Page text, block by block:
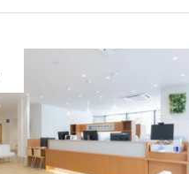
受けられるよう、料金体系の
長期フォローの充実 […]